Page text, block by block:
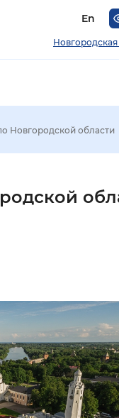
En
Новгородская
С засечками
буквами
Новгородской области